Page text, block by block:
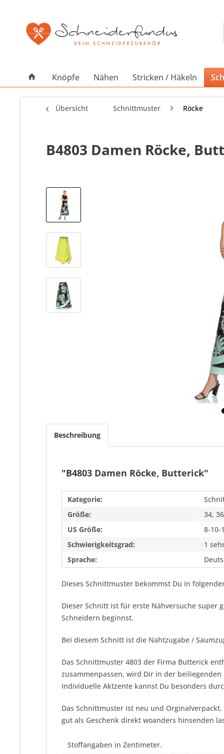
Knöpfe Nähen Stricken / Häkeln
Übersicht Schnittmuster Röcke
B4803 Damen Röcke,
Beschreibung
"B4803 Damen Röcke, Butterick"
Kategorie:
Größe:
34,
US Größe:
8-10-
Schwierigkeitsgrad:
1
Sprache:
Dieses Schnittmuster bekommst Du in
Dieser Schnitt ist für erste Nähversuche super
Schneidern beginnst.
Bei diesem Schnitt ist die Nahtzugabe /
Das Schnittmuster 4803 der Firma Butterick
zusammenpassen, wird Dir in der
Individuelle Aktzente kannst Du besonders
Das Schnittmuster ist neu und
gut als Geschenk direkt woanders hinsenden
Stoffangaben in Zentimeter.